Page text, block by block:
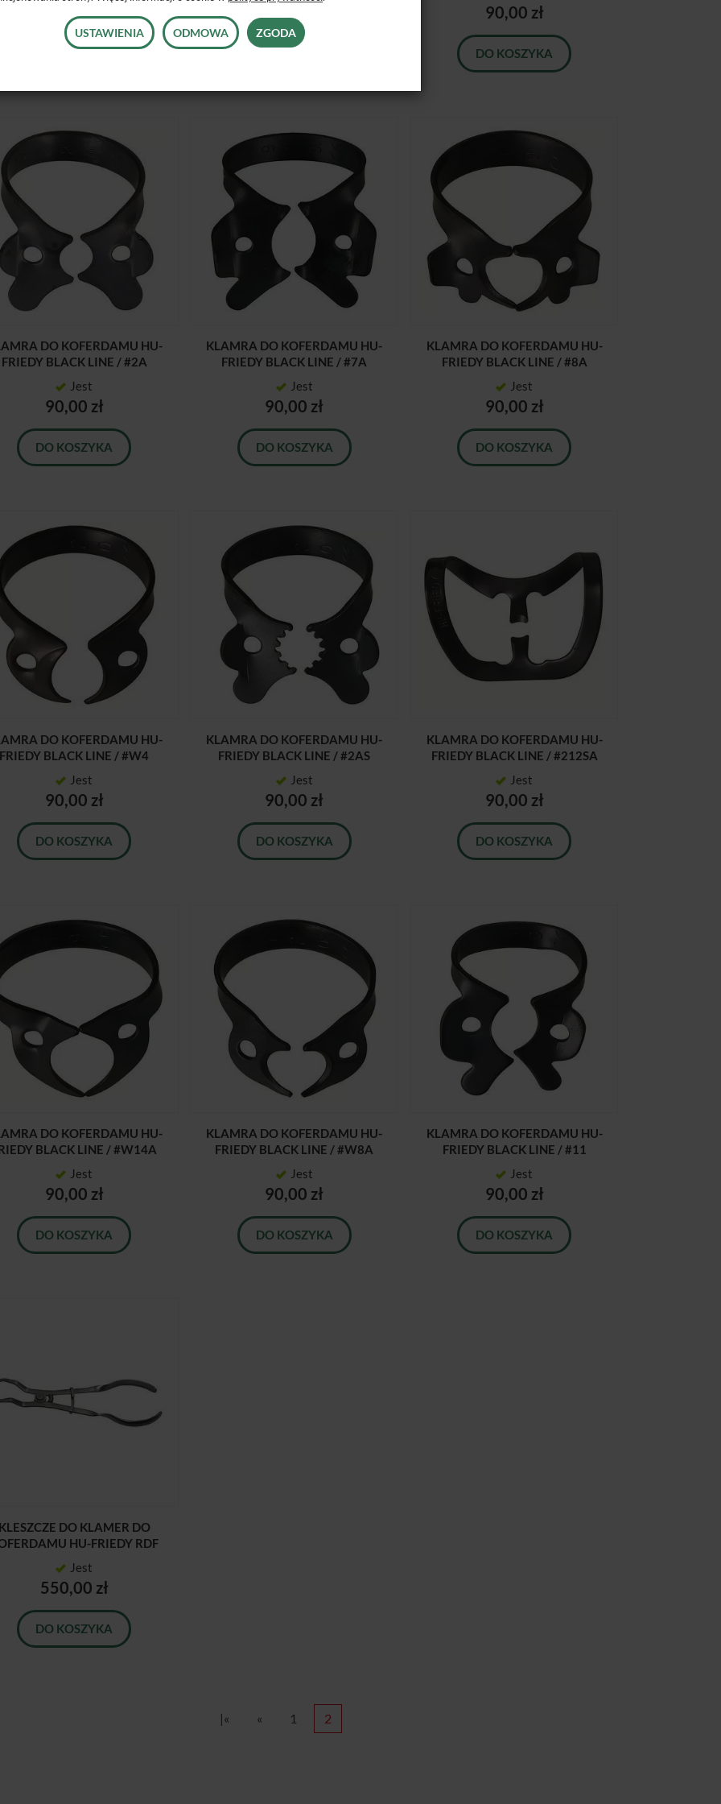
90,00 zł
DO KOSZYKA
90,00 zł
DO KOSZYKA
DO KOFERDAMU HU-
FRIEDY BLACK LINE / #2A
Jest
90,00 zł
DO KOSZYKA
KLAMRA DO KOFERDAMU HU-
FRIEDY BLACK LINE / #7A
Jest
90,00 zł
DO KOSZYKA
KLAMRA DO KOFERDAMU HU-
FRIEDY BLACK LINE / #8A
Jest
90,00 zł
DO KOSZYKA
DO KOFERDAMU HU-
FRIEDY BLACK LINE / #W4
Jest
90,00 zł
DO KOSZYKA
KLAMRA DO KOFERDAMU HU-
FRIEDY BLACK LINE / #2AS
Jest
90,00 zł
DO KOSZYKA
KLAMRA DO KOFERDAMU HU-
FRIEDY BLACK LINE / #212SA
Jest
90,00 zł
DO KOSZYKA
DO KOFERDAMU HU-
BLACK LINE / #W14A
Jest
90,00 zł
DO KOSZYKA
KLAMRA DO KOFERDAMU HU-
FRIEDY BLACK LINE / #W8A
Jest
90,00 zł
DO KOSZYKA
KLAMRA DO KOFERDAMU HU-
FRIEDY BLACK LINE / #11
Jest
90,00 zł
DO KOSZYKA
DO KLAMER DO
HU-FRIEDY RDF
Jest
550,00 zł
DO KOSZYKA
|« « 1 2
USTAWIENIA ODMOWA ZGODA